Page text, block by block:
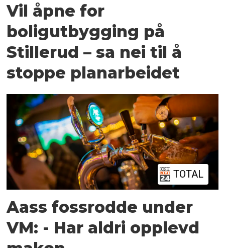
Vil åpne for
boligutbygging på
Stillerud – sa nei til å
stoppe planarbeidet
TOTAL
Aass fossrodde under
VM: - Har aldri opplevd